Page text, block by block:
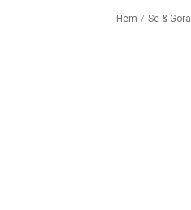
Hem / Se & Göra